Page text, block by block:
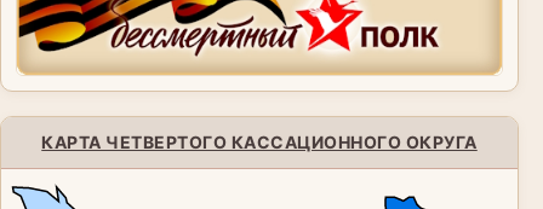
КАРТА ЧЕТВЕРТОГО КАССАЦИОННОГО ОКРУГА